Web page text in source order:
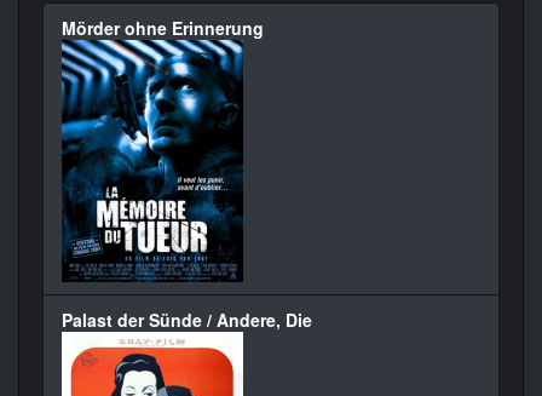
Mörder ohne Erinnerung
Palast der Sünde / Andere, Die